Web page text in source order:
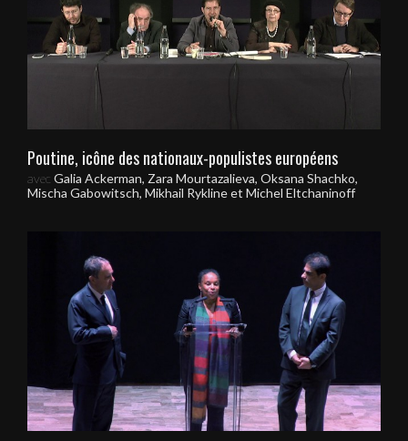
Poutine, icône des nationaux-populistes européens
avec Galia Ackerman, Zara Mourtazalieva, Oksana Shachko,
Mischa Gabowitsch, Mikhail Rykline et Michel Eltchaninoff